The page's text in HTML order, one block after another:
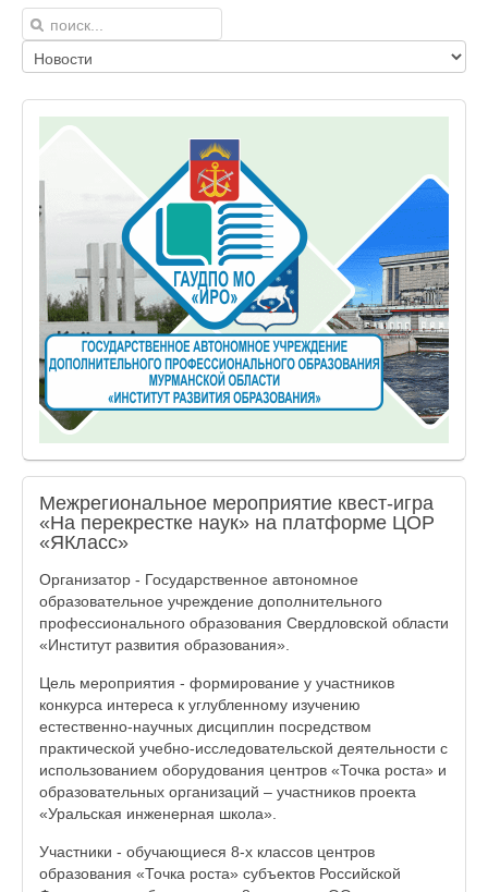
Межрегиональное мероприятие квест-игра
«На перекрестке наук» на платформе ЦОР
«ЯКласс»
Организатор - Государственное автономное
образовательное учреждение дополнительного
профессионального образования Свердловской области
«Институт развития образования».
Цель мероприятия - формирование у участников
конкурса интереса к углубленному изучению
естественно-научных дисциплин посредством
практической учебно-исследовательской деятельности с
использованием оборудования центров «Точка роста» и
образовательных организаций – участников проекта
«Уральская инженерная школа».
Участники - обучающиеся 8-х классов центров
образования «Точка роста» субъектов Российской